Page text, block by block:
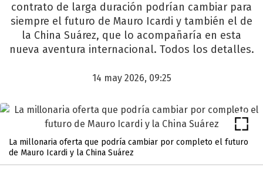
contrato de larga duración podrían cambiar para
siempre el futuro de Mauro Icardi y también el de
la China Suárez, que lo acompañaría en esta
nueva aventura internacional. Todos los detalles.
14 may 2026, 09:25
La millonaria oferta que podría cambiar por completo el futuro
de Mauro Icardi y la China Suárez